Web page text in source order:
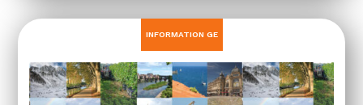
INFORMATION GE